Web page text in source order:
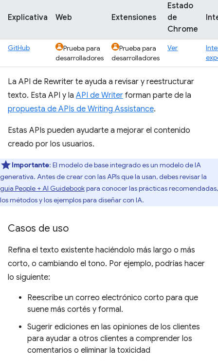
Explicativa Web Extensiones
Estado
de
Chrome
GitHub
Prueba para
desarrolladores
Prueba para
desarrolladores
Ver
La API de Rewriter te ayuda a revisar y reestructurar
texto. Esta API y la API de Writer forman parte de la
propuesta de APIs de Writing Assistance.
Estas APIs pueden ayudarte a mejorar el contenido
creado por los usuarios.
Importante: El modelo de base integrado es un modelo de IA
generativa. Antes de crear con las APIs que la usan, debes revisar la
guía People + AI Guidebookpara conocer las prácticas recomendadas,
los métodos y los ejemplos para diseñar con IA.
Casos de uso
Refina el texto existente haciéndolo más largo o más
corto, o cambiando el tono. Por ejemplo, podrías hacer
lo siguiente:
Reescribe un correo electrónico corto para que
suene más cortés y formal.
Sugerir ediciones en las opiniones de los clientes
para ayudar a otros clientes a comprender los
comentarios o eliminar la toxicidad